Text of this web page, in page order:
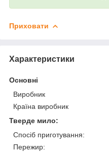
Приховати
Характеристики
Основні
Виробник
Країна виробник
Тверде мило:
Спосіб приготування:
Пережир: